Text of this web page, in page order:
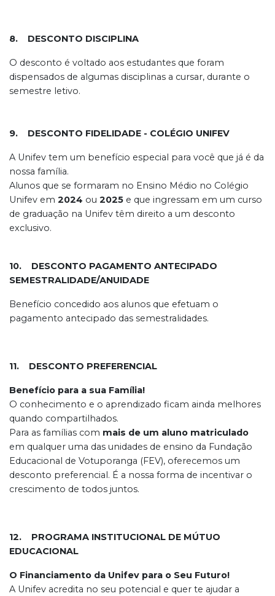
8. DESCONTO DISCIPLINA
O desconto é voltado aos estudantes que foram
dispensados de algumas disciplinas a cursar, durante o
semestre letivo.
9. DESCONTO FIDELIDADE - COLÉGIO UNIFEV
A Unifev tem um benefício especial para você que já é da
nossa família.
Alunos que se formaram no Ensino Médio no Colégio
Unifev em 2024 ou 2025 e que ingressam em um curso
de graduação na Unifev têm direito a um desconto
exclusivo.
10. DESCONTO PAGAMENTO ANTECIPADO
SEMESTRALIDADE/ANUIDADE
Benefício concedido aos alunos que efetuam o
pagamento antecipado das semestralidades.
11. DESCONTO PREFERENCIAL
Benefício para a sua Família!
O conhecimento e o aprendizado ficam ainda melhores
quando compartilhados.
Para as famílias com mais de um aluno matriculado
em qualquer uma das unidades de ensino da Fundação
Educacional de Votuporanga (FEV), oferecemos um
desconto preferencial. É a nossa forma de incentivar o
crescimento de todos juntos.
12. PROGRAMA INSTITUCIONAL DE MÚTUO
EDUCACIONAL
O Financiamento da Unifev para o Seu Futuro!
A Unifev acredita no seu potencial e quer te ajudar a